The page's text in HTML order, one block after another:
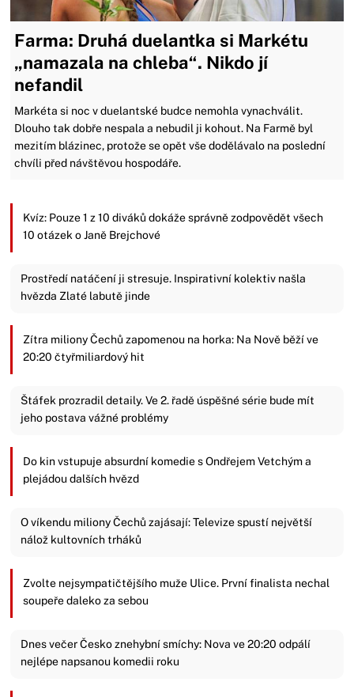
Farma: Druhá duelantka si Markétu
„namazala na chleba“. Nikdo jí
nefandil
Markéta si noc v duelantské budce nemohla vynachválit.
Dlouho tak dobře nespala a nebudil ji kohout. Na Farmě byl
mezitím blázinec, protože se opět vše dodělávalo na poslední
chvíli před návštěvou hospodáře.
Kvíz: Pouze 1 z 10 diváků dokáže správně zodpovědět všech
10 otázek o Janě Brejchové
Prostředí natáčení ji stresuje. Inspirativní kolektiv našla
hvězda Zlaté labutě jinde
Zítra miliony Čechů zapomenou na horka: Na Nově běží ve
20:20 čtyřmiliardový hit
Štáfek prozradil detaily. Ve 2. řadě úspěšné série bude mít
jeho postava vážné problémy
Do kin vstupuje absurdní komedie s Ondřejem Vetchým a
plejádou dalších hvězd
O víkendu miliony Čechů zajásají: Televize spustí největší
nálož kultovních trháků
Zvolte nejsympatičtějšího muže Ulice. První finalista nechal
soupeře daleko za sebou
Dnes večer Česko znehybní smíchy: Nova ve 20:20 odpálí
nejlépe napsanou komedii roku